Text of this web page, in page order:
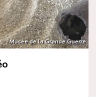
Musée de la Grande Guerre